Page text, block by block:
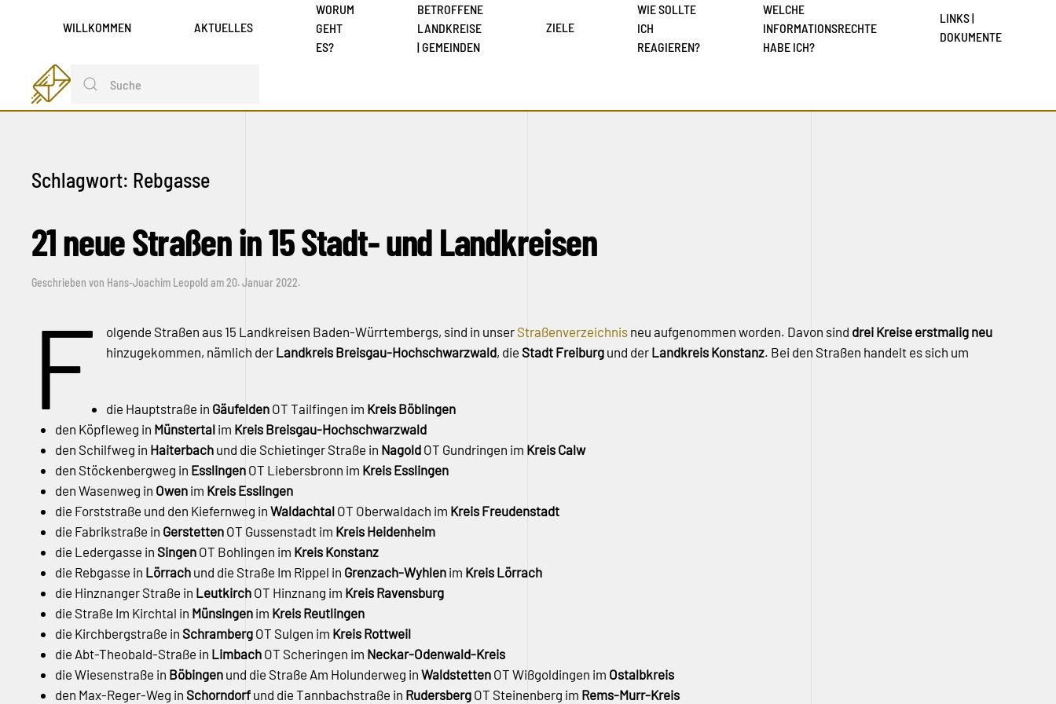
WILLKOMMEN AKTUELLES
WORUM
GEHT
ES?
BETROFFENE
LANDKREISE
| GEMEINDEN
ZIELE
WIE SOLLTE
ICH
REAGIEREN?
WELCHE
INFORMATIONSRECHTE
HABE ICH?
LINKS |
DOKUMENTE
Schlagwort: Rebgasse
21 neue Straßen in 15 Stadt- und Landkreisen
Geschrieben von Hans-Joachim Leopold am20. Januar 2022.
F olgende Straßen aus 15 Landkreisen Baden-Würrtembergs, sind in unser Straßenverzeichnis neu aufgenommen worden. Davon sind drei Kreise erstmalig neu
hinzugekommen, nämlich der Landkreis Breisgau-Hochschwarzwald, dieStadt Freiburg und der Landkreis Konstanz. Bei den Straßen handelt es sich um
die Hauptstraße in Gäufelden OT Tailfingen im Kreis Böblingen
den Köpfleweg in Münstertal im Kreis Breisgau-Hochschwarzwald
den Schilfweg in Haiterbach und die Schietinger Straße in Nagold OT Gundringen im Kreis Calw
den Stöckenbergweg in Esslingen OT Liebersbronn im Kreis Esslingen
den Wasenweg in Owen im Kreis Esslingen
die Forststraße und den Kiefernweg in Waldachtal OT Oberwaldach im Kreis Freudenstadt
die Fabrikstraße in Gerstetten OT Gussenstadt im Kreis Heidenheim
die Ledergasse in Singen OT Bohlingen im Kreis Konstanz
die Rebgasse in Lörrach und die Straße Im Rippel in Grenzach-Wyhlen im Kreis Lörrach
die Hinznanger Straße in Leutkirch OT Hinznang im Kreis Ravensburg
die Straße Im Kirchtal in Münsingen im Kreis Reutlingen
die Kirchbergstraße in Schramberg OT Sulgen im Kreis Rottweil
die Abt-Theobald-Straße in Limbach OT Scheringen im Neckar-Odenwald-Kreis
die Wiesenstraße in Böbingen und die Straße Am Holunderweg in Waldstetten OT Wißgoldingen im Ostalbkreis
den Max-Reger-Weg in Schorndorf und die Tannbachstraße in Rudersberg OT Steinenberg im Rems-Murr-Kreis